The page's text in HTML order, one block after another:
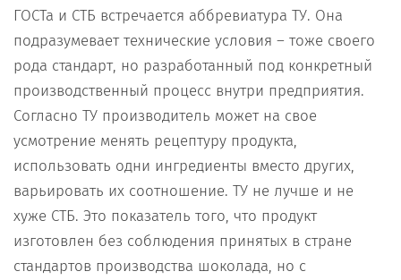
ГОСТа и СТБ встречается аббревиатура ТУ. Она
подразумевает технические условия – тоже своего
рода стандарт, но разработанный под конкретный
производственный процесс внутри предприятия.
Согласно ТУ производитель может на свое
усмотрение менять рецептуру продукта,
использовать одни ингредиенты вместо других,
варьировать их соотношение. ТУ не лучше и не
хуже СТБ. Это показатель того, что продукт
изготовлен без соблюдения принятых в стране
стандартов производства шоколада, но с